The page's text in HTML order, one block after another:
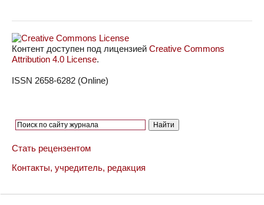
Контент доступен под лицензией Creative Commons
Attribution 4.0 License.
ISSN 2658-6282 (Online)
Стать рецензентом
Контакты, учредитель, редакция